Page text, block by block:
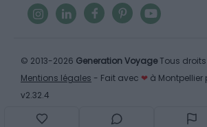
© 2013-2026 Generation VoyageTous
Mentions légales - Fait avec ❤ à Montpellier
v2.32.4